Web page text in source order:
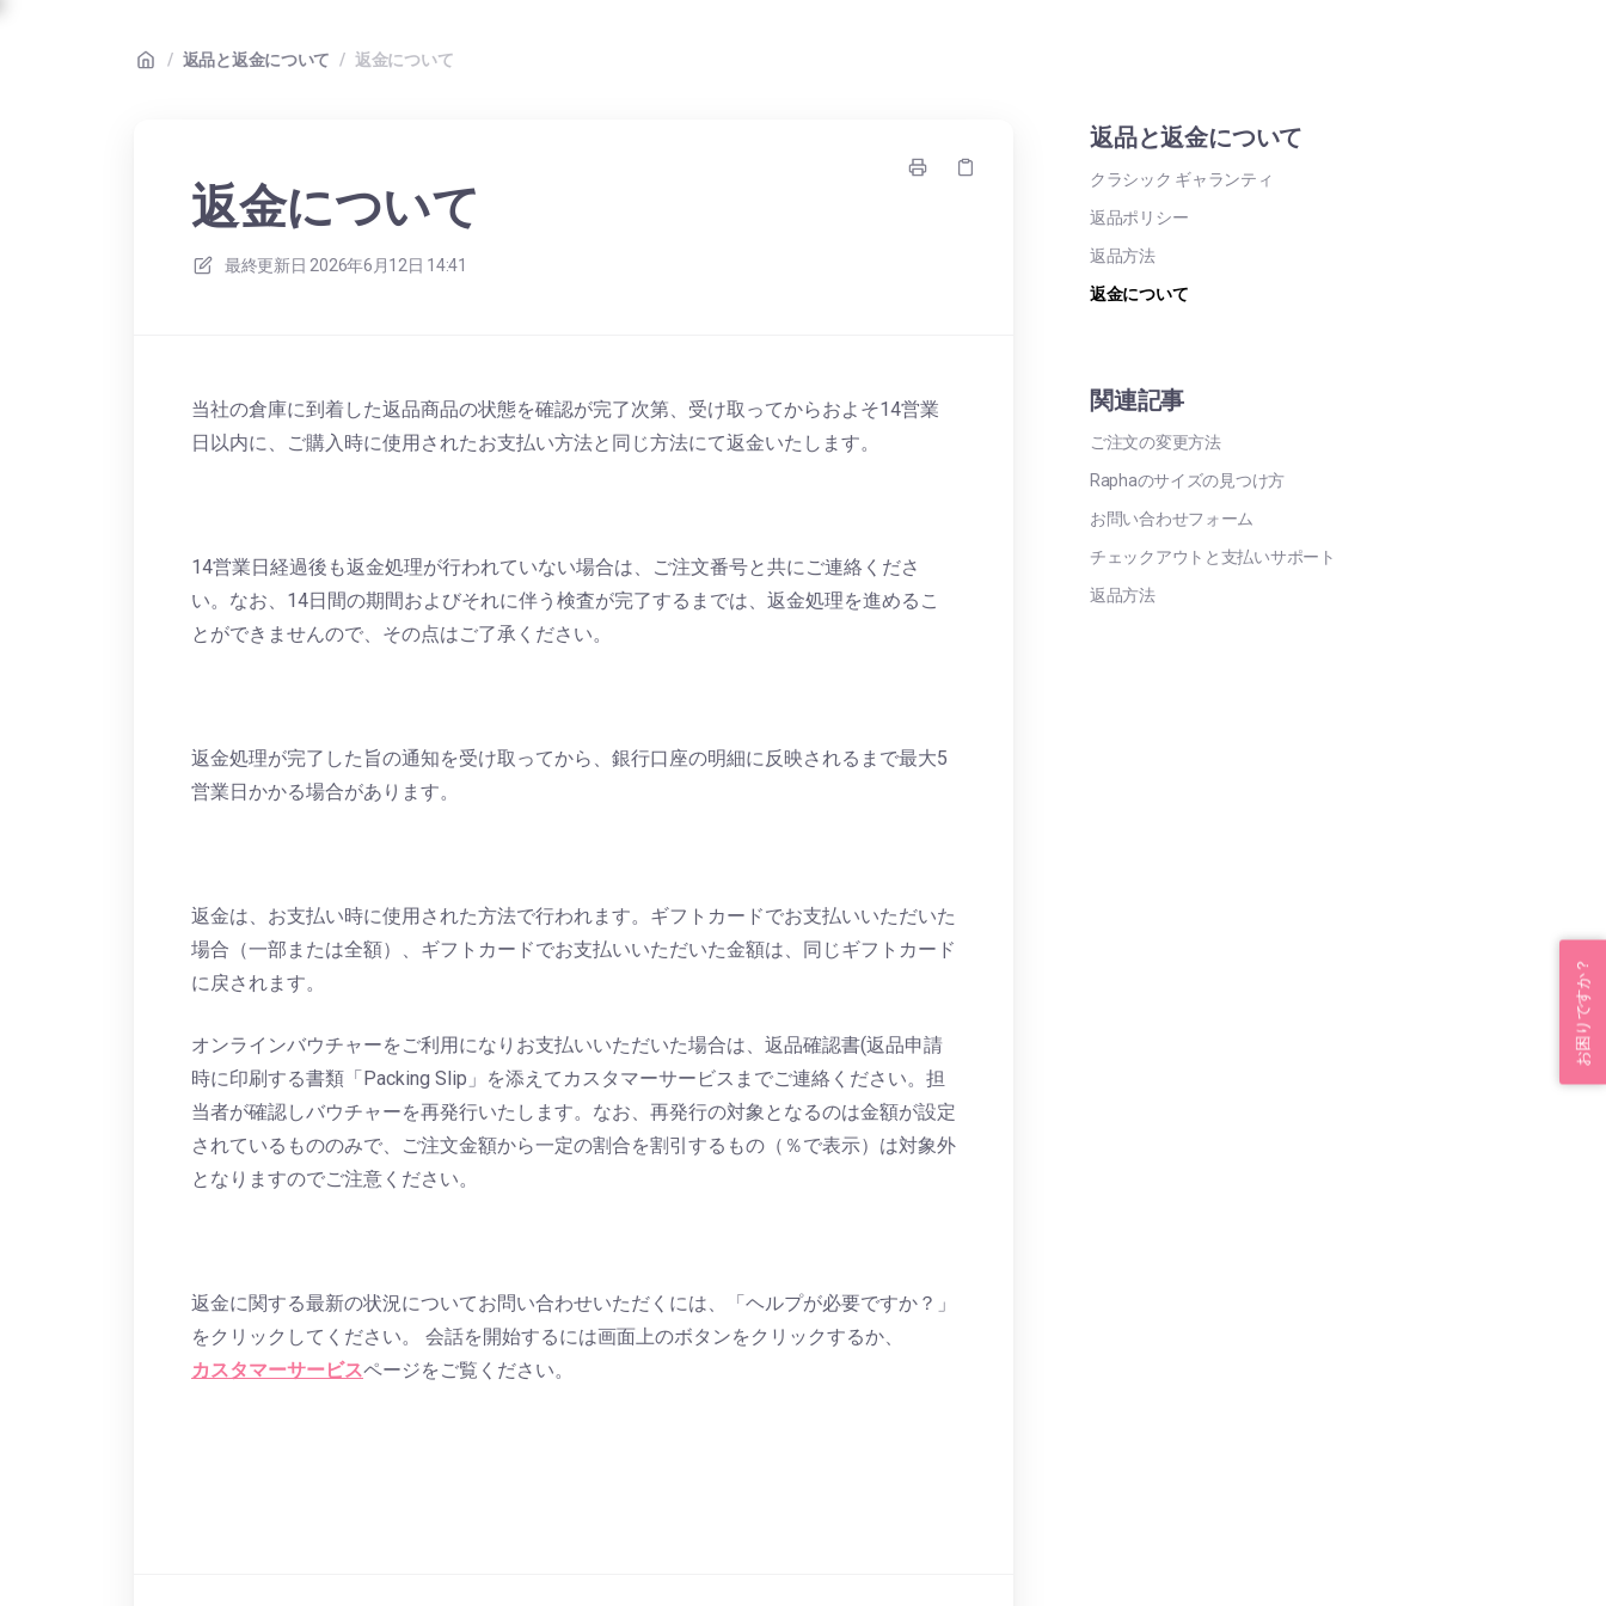
/ 返品と返金について / 返金について
返金について
最終更新日 2026年6月12日 14:41
当社の倉庫に到着した返品商品の状態を確認が完了次第、受け取ってからおよそ14営業
日以内に、ご購入時に使用されたお支払い方法と同じ方法にて返金いたします。
14営業日経過後も返金処理が行われていない場合は、ご注文番号と共にご連絡くださ
い。なお、14日間の期間およびそれに伴う検査が完了するまでは、返金処理を進めるこ
とができませんので、その点はご了承ください。
返金処理が完了した旨の通知を受け取ってから、銀行口座の明細に反映されるまで最大5
営業日かかる場合があります。
返金は、お支払い時に使用された方法で行われます。ギフトカードでお支払いいただいた
場合（一部または全額）、ギフトカードでお支払いいただいた金額は、同じギフトカード
に戻されます。
オンラインバウチャーをご利用になりお支払いいただいた場合は、返品確認書(返品申請
時に印刷する書類「Packing Slip」を添えてカスタマーサービスまでご連絡ください。担
当者が確認しバウチャーを再発行いたします。なお、再発行の対象となるのは金額が設定
されているもののみで、ご注文金額から一定の割合を割引するもの（％で表示）は対象外
となりますのでご注意ください。
返金に関する最新の状況についてお問い合わせいただくには、「ヘルプが必要ですか？」
をクリックしてください。 会話を開始するには画面上のボタンをクリックするか、
カスタマーサービスページをご覧ください。
返品と返金について
クラシック ギャランティ
返品ポリシー
返品方法
返金について
関連記事
ご注文の変更方法
Raphaのサイズの見つけ方
お問い合わせフォーム
チェックアウトと支払いサポート
返品方法
お困りですか？